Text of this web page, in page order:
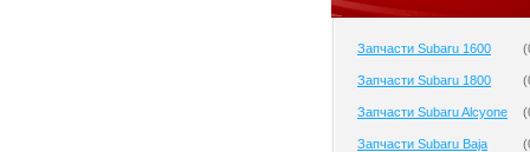
Запчасти Subaru 1600 (
Запчасти Subaru 1800 (
Запчасти Subaru Alcyone (
Запчасти Subaru Baja (